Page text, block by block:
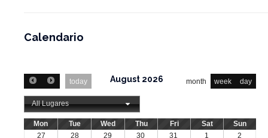
Calendario
today month week day
August 2026
All Lugares
Mon Tue Wed Thu Fri Sat
Sun
27
28 29 30 31 1 2